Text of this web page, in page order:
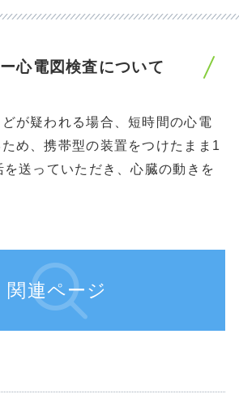
心電図検査について
が疑われる場合、短時間の心電
め、携帯型の装置をつけたまま1
送っていただき、心臓の動きを
関連ページ